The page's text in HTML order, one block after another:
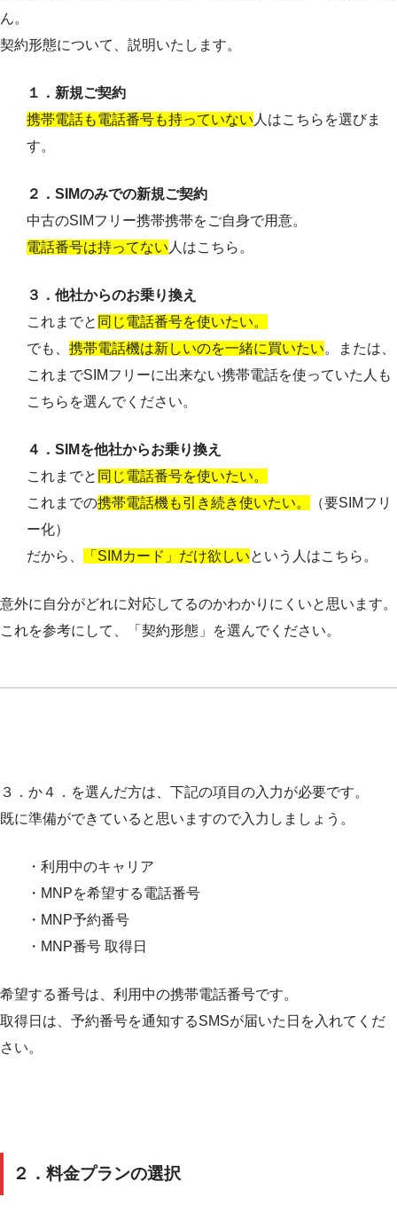
ん。
契約形態について、説明いたします。
１．新規ご契約
携帯電話も電話番号も持っていない 人はこちらを選びま
す。
２．SIMのみでの新規ご契約
中古のSIMフリー携帯携帯をご自身で用意。
電話番号は持ってない 人はこちら。
３．他社からのお乗り換え
これまでと 同じ電話番号を使いたい。
でも、 携帯電話機は新しいのを一緒に買いたい。または、
これまでSIMフリーに出来ない携帯電話を使っていた人も
こちらを選んでください。
４．SIMを他社からお乗り換え
これまでと 同じ電話番号を使いたい。
これまでの携帯電話機も引き続き使いたい。
（要SIMフリ
ー化）
だから、
「SIMカード」だけ欲しいという人はこちら。
意外に自分がどれに対応してるのかわかりにくいと思います。
これを参考にして、「契約形態」を選んでください。
３．か４．を選んだ方は、下記の項目の入力が必要です。
既に準備ができていると思いますので入力しましょう。
・利用中のキャリア
・MNPを希望する電話番号
・MNP予約番号
・MNP番号 取得日
希望する番号は、利用中の携帯電話番号です。
取得日は、予約番号を通知するSMSが届いた日を入れてくだ
さい。
２．料金プランの選択